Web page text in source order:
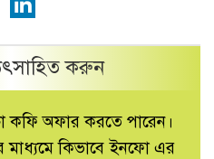
করুন
কফি অফার করতে পারেন।
কিভাবে ইনফো এর